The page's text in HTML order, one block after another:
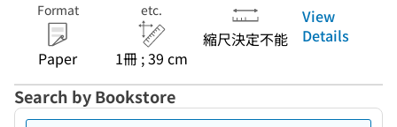
Format
Paper
etc.
1冊 ; 39 cm
縮尺決定不能
View
Details
Search by Bookstore